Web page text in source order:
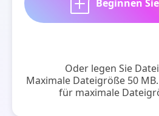
Beginnen
Oder legen Sie
Maximale Dateigröße 50 MB.
für maximale